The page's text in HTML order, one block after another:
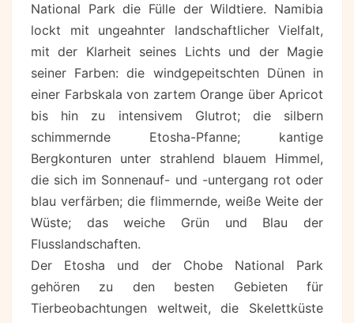
National Park die Fülle der Wildtiere. Namibia
lockt mit ungeahnter landschaftlicher Vielfalt,
mit der Klarheit seines Lichts und der Magie
seiner Farben: die windgepeitschten Dünen in
einer Farbskala von zartem Orange über Apricot
bis hin zu intensivem Glutrot; die silbern
schimmernde Etosha-Pfanne; kantige
Bergkonturen unter strahlend blauem Himmel,
die sich im Sonnenauf- und -untergang rot oder
blau verfärben; die flimmernde, weiße Weite der
Wüste; das weiche Grün und Blau der
Flusslandschaften.
Der Etosha und der Chobe National Park
gehören zu den besten Gebieten für
Tierbeobachtungen weltweit, die Skelettküste